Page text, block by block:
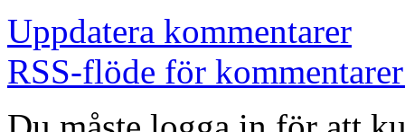
Uppdatera kommentarer
RSS-flöde för